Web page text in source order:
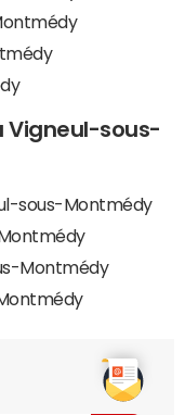
Vigneul-sous-
sous-Montmédy
Montmédy